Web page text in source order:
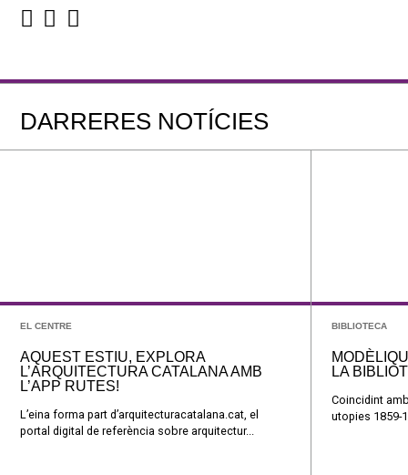
DARRERES NOTÍCIES
EL CENTRE
AQUEST ESTIU, EXPLORA
L’ARQUITECTURA CATALANA AMB
L’APP RUTES!
L’eina forma part d’arquitecturacatalana.cat, el
portal digital de referència sobre arquitectur...
BIBLIOTECA
LA
Coincidint
utopies 1859-